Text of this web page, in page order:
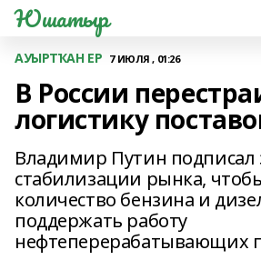
Юшатыр
АУЫРТҠАН ЕР 7 ИЮЛЯ , 01:26
В России
логистику
Владимир Путин подписал
стабилизации рынка,
количество бензина и
поддержать работу
нефтеперерабатывающих